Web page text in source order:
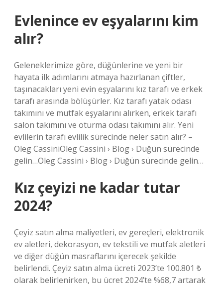
Evlenince ev eşyalarını kim
alır?
Geleneklerimize göre, düğünlerine ve yeni bir
hayata ilk adımlarını atmaya hazırlanan çiftler,
taşınacakları yeni evin eşyalarını kız tarafı ve erkek
tarafı arasında bölüşürler. Kız tarafı yatak odası
takımını ve mutfak eşyalarını alırken, erkek tarafı
salon takımını ve oturma odası takımını alır. Yeni
evlilerin tarafı evlilik sürecinde neler satın alır? –
Oleg CassiniOleg Cassini › Blog › Düğün sürecinde
gelin…Oleg Cassini › Blog › Düğün sürecinde gelin…
Kız çeyizi ne kadar tutar
2024?
Çeyiz satın alma maliyetleri, ev gereçleri, elektronik
ev aletleri, dekorasyon, ev tekstili ve mutfak aletleri
ve diğer düğün masraflarını içerecek şekilde
belirlendi. Çeyiz satın alma ücreti 2023’te 100.801 ₺
olarak belirlenirken, bu ücret 2024’te %68,7 artarak